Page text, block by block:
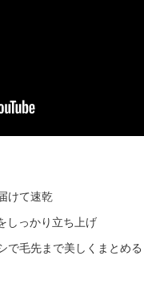
けて速乾
しっかり立ち上げ
毛先まで美しくまとめる